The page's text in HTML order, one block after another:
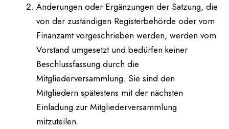
Änderungen oder Ergänzungen der Satzung, die
von der zuständigen Registerbehörde oder vom
Finanzamt vorgeschrieben werden, werden vom
Vorstand umgesetzt und bedürfen keiner
Beschlussfassung durch die
Mitgliederversammlung. Sie sind den
Mitgliedern spätestens mit der nächsten
Einladung zur Mitgliederversammlung
mitzuteilen.